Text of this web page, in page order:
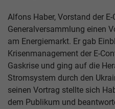
Alfons Haber, Vorstand der
Generalversammlung einen
am Energiemarkt. Er gab
Krisenmanagement der E-
Gaskrise und ging auf die
Stromsystem durch den
seinen Vortrag stellte sich
dem Publikum und